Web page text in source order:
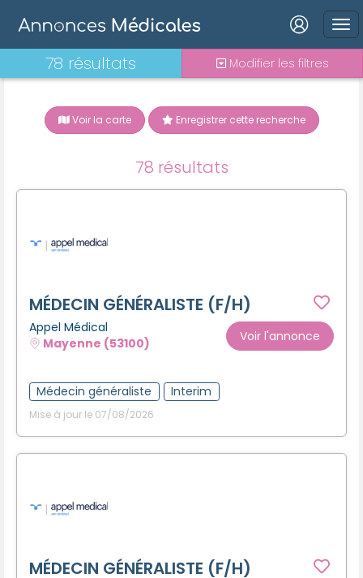
Connexion
Connexion
Se connecter avec LinkedIn
Inscrivez-vous en un clic !
78 résultats Modifier les filtres
Voir la carte Enregistrer cette recherche
78 résultats
MÉDECIN GÉNÉRALISTE (F/H)
Appel Médical
Mayenne (53100)
Voir l'annonce
Médecin généraliste Interim
Mise à jour le 07/08/2026
MÉDECIN GÉNÉRALISTE (F/H)